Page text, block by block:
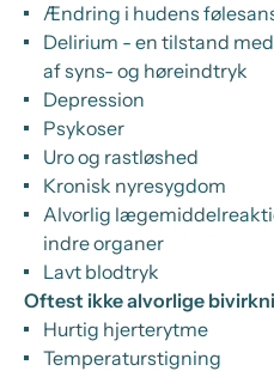
Ændring i hudens
Delirium - en tilstand
af syns- og høreindtryk
Depression
Psykoser
Uro og rastløshed
Kronisk nyresygdom
Alvorlig
indre organer
Lavt blodtryk
Oftest ikke alvorlige
Hurtig hjerterytme
Temperaturstigning